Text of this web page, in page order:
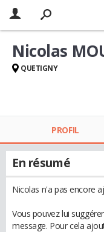
Nicolas
QUETIGNY
PROFIL
En résumé
Nicolas n'a pas encore
Vous pouvez lui
message. Pour cela